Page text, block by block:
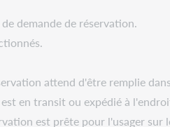
demande de réservation.
attend d'être remplie
en transit ou expédié à
est prête pour l'usager sur